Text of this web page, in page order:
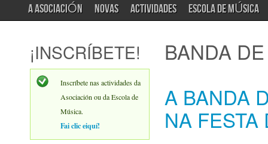
A ASOCIACIÓN NOVAS ACTIVIDADES ESCOLA DE MÚSICA
¡INSCRÍBETE!
Inscríbete nas actividades da
Asociación ou da Escola de
Música.
Fai clic eiquí!
BANDA
A BANDA
NA